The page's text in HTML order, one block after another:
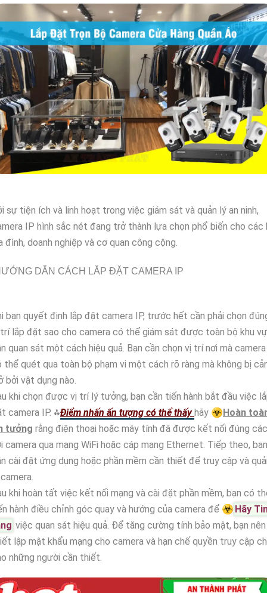
sự tiện ích và linh hoạt trong việc giám sát và quản lý an ninh,
IP hình sắc nét đang trở thành lựa chọn phổ biến cho các
đình, doanh nghiệp và cơ quan công cộng.
DẪN CÁCH LẮP ĐẶT CAMERA IP
bạn quyết định lắp đặt camera IP, trước hết cần phải chọn
lắp đặt sao cho camera có thể giám sát được toàn bộ khu
quan sát một cách hiệu quả. Bạn cần chọn vị trí nơi mà camera
thể quét qua toàn bộ phạm vi một cách rõ ràng mà không bị
bởi vật dụng nào.
khi chọn được vị trí lý tưởng, bạn cần tiến hành bắt đầu việc
camera IP. ⁂Điểm nhấn ấn tượng có thể thấy hãy ☣️ Hoàn
tưởng rằng điện thoại hoặc máy tính đã được kết nối đúng
camera qua mạng WiFi hoặc cáp mạng Ethernet. Tiếp theo, bạn
cài đặt ứng dụng hoặc phần mềm cần thiết để truy cập và
khi hoàn tất việc kết nối mạng và cài đặt phần mềm, bạn có
hành điều chỉnh góc quay và hướng của camera để ☣️ Hãy
việc quan sát hiệu quả. Để tăng cường tính bảo mật, bạn nên
lập mật khẩu mạng cho camera và hạn chế quyền truy cập
những người cần thiết.